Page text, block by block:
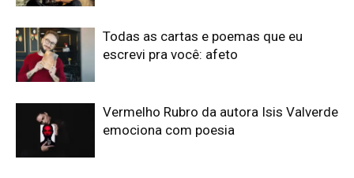
Todas as cartas e poemas que eu
escrevi pra você: afeto
Vermelho Rubro da autora Isis Valverde
emociona com poesia